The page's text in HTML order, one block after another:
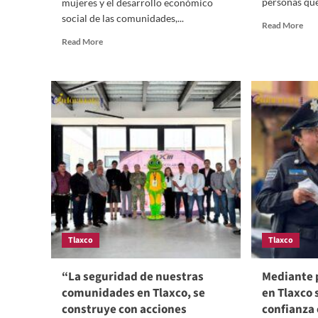
mujeres y el desarrollo económico
social de las comunidades,...
Read MoreRead
Mujeres
de
Lagunilla
Tlaxco
proyecto
forestal
sustentable
y
son
ejemplo
de
Read MoreRead
de
que
Tlaxco
“La seguridad de nuestras
comunidades en Tlaxco, se
construye con acciones
Tlaxco
Mediante
en Tlaxco